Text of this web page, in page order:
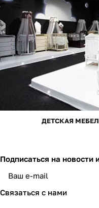
ДЕТСКАЯ
Подписаться на новости
Связаться с нами